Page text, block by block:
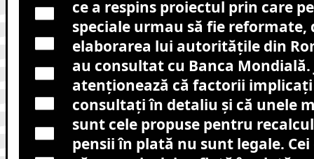
ce a respins proiectul prin care
speciale urmau să fie reformate,
elaborarea lui autoritățile din
au consultat cu Banca
atenționează că factorii
consultați în detaliu și că unele
sunt cele propuse pentru
pensii în plată nu sunt legale. Cei